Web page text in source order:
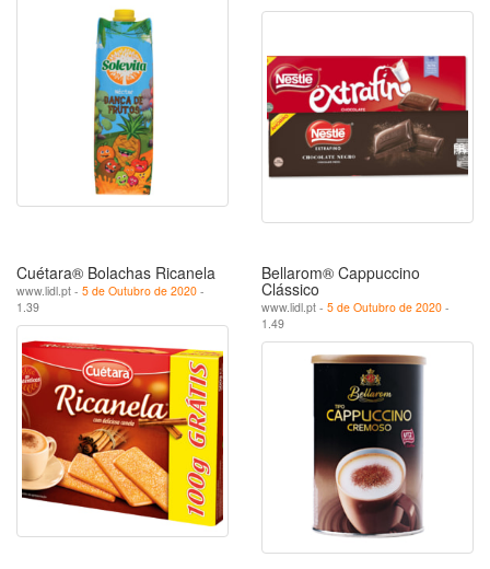
Cuétara® Bolachas Ricanela
www.lidl.pt - 5 de Outubro de 2020 -
1.39
Bellarom® Cappuccino
Clássico
www.lidl.pt - 5 de Outubro de 2020 -
1.49